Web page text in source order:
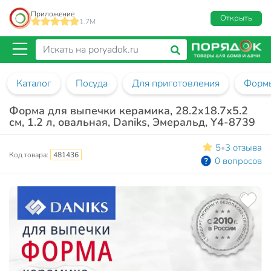
Приложение
1.7M
Открыть
Каталог Посуда Для приготовления
Форма для выпечки керамика, 28.2х18.7х5.2
см, 1.2 л, овальная, Daniks, Эмеральд, Y4-8739
Код товара: 481436
5•3 отзыва
0 вопросов